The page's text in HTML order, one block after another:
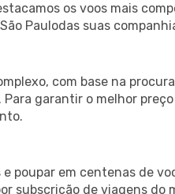
os voos mais
Paulodas suas
com base na
garantir o melhor
poupar em centenas de
subscrição de viagens do